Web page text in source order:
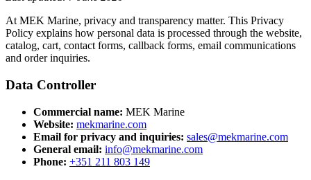
At MEK Marine, privacy and transparency matter. This Privacy
Policy explains how personal data is processed through the website,
catalog, cart, contact forms, callback forms, email communications
and order inquiries.
Data Controller
Commercial name: MEK Marine
Website: mekmarine.com
Email for privacy and inquiries: sales@mekmarine.com
General email: info@mekmarine.com
Phone: +351 211 803 149